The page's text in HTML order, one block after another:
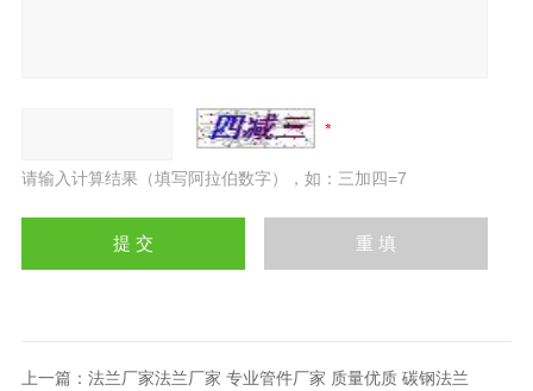
请输入计算结果（填写阿拉伯数字），如：三加四=7
上一篇： 法兰厂家法兰厂家 专业管件厂家 质量优质 碳钢法兰